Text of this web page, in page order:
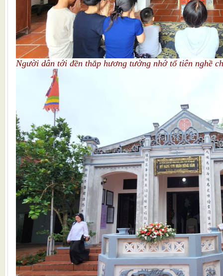
Người dân tới đền thắp hương tưởng nhớ tổ tiên nghề